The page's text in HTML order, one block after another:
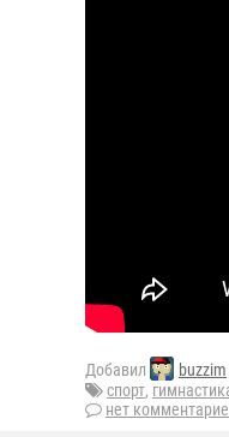
Добавил buzzim
спорт,
нет